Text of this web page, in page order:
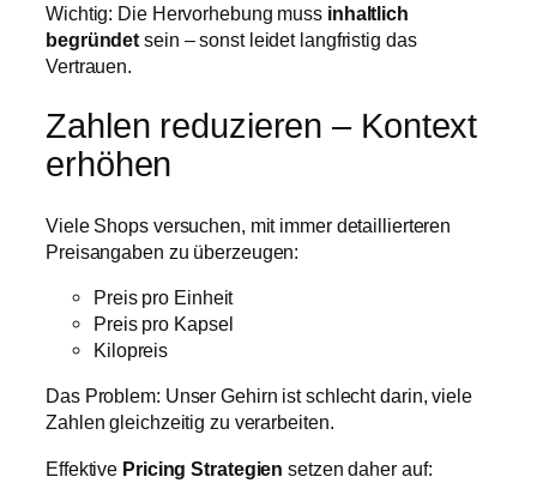
Wichtig: Die Hervorhebung muss inhaltlich
begründet sein – sonst leidet langfristig das
Vertrauen.
Zahlen reduzieren – Kontext
erhöhen
Viele Shops versuchen, mit immer detaillierteren
Preisangaben zu überzeugen:
Preis pro Einheit
Preis pro Kapsel
Kilopreis
Das Problem: Unser Gehirn ist schlecht darin, viele
Zahlen gleichzeitig zu verarbeiten.
Effektive Pricing Strategien setzen daher auf: